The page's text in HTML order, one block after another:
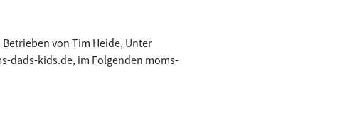
von Tim Heide, Unter
dads-kids.de, im Folgenden moms-